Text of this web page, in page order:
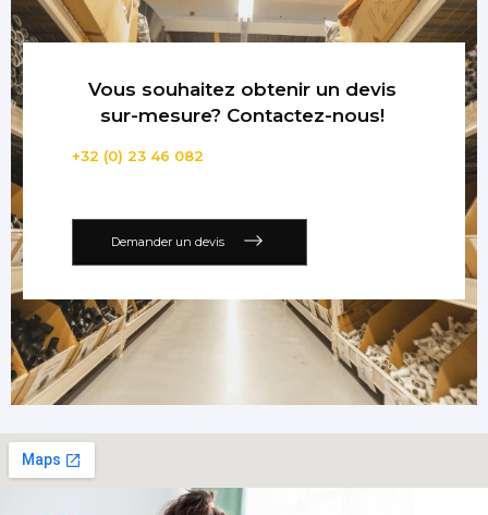
Vous souhaitez obtenir un devis
sur-mesure? Contactez-nous!
+32 (0) 23 46 082
Demander un devis